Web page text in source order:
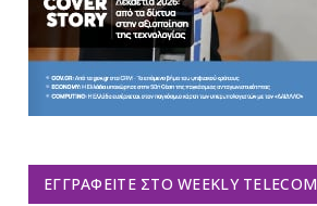
ΕΓΓΡΑΦΕΊΤΕ ΣΤΟ WEEKLY TELECOM